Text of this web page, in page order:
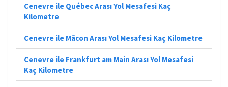
Cenevre ile Québec Arası Yol Mesafesi Kaç
Kilometre
Cenevre ile Mâcon Arası Yol Mesafesi Kaç Kilometre
Cenevre ile Frankfurt am Main Arası Yol Mesafesi
Kaç Kilometre